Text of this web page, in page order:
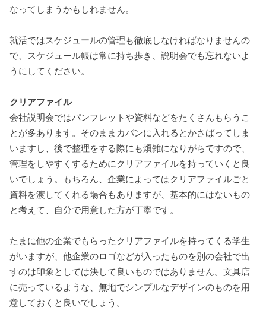
なってしまうかもしれません。
就活ではスケジュールの管理も徹底しなければなりませんの
で、スケジュール帳は常に持ち歩き、説明会でも忘れないよ
うにしてください。
クリアファイル
会社説明会ではパンフレットや資料などをたくさんもらうこ
とが多あります。そのままカバンに入れるとかさばってしま
いますし、後で整理をする際にも煩雑になりがちですので、
管理をしやすくするためにクリアファイルを持っていくと良
いでしょう。もちろん、企業によってはクリアファイルごと
資料を渡してくれる場合もありますが、基本的にはないもの
と考えて、自分で用意した方が丁寧です。
たまに他の企業でもらったクリアファイルを持ってくる学生
がいますが、他企業のロゴなどが入ったものを別の会社で出
すのは印象としては決して良いものではありません。文具店
に売っているような、無地でシンプルなデザインのものを用
意しておくと良いでしょう。